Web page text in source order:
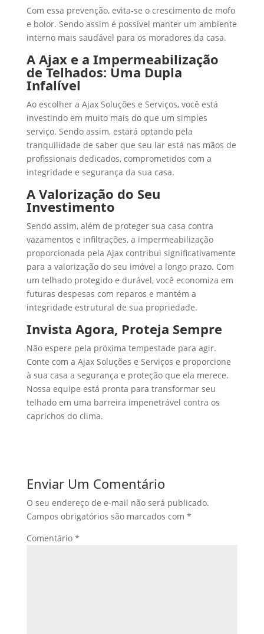
Com essa prevenção, evita-se o crescimento de mofo
e bolor. Sendo assim é possível manter um ambiente
interno mais saudável para os moradores da casa.
A Ajax e a Impermeabilização
de Telhados: Uma Dupla
Infalível
Ao escolher a Ajax Soluções e Serviços, você está
investindo em muito mais do que um simples
serviço. Sendo assim, estará optando pela
tranquilidade de saber que seu lar está nas mãos de
profissionais dedicados, comprometidos com a
integridade e segurança da sua casa.
A Valorização do Seu
Investimento
Sendo assim, além de proteger sua casa contra
vazamentos e infiltrações, a impermeabilização
proporcionada pela Ajax contribui significativamente
para a valorização do seu imóvel a longo prazo. Com
um telhado protegido e durável, você economiza em
futuras despesas com reparos e mantém a
integridade estrutural de sua propriedade.
Invista Agora, Proteja Sempre
Não espere pela próxima tempestade para agir.
Conte com a Ajax Soluções e Serviços e proporcione
à sua casa a segurança e proteção que ela merece.
Nossa equipe está pronta para transformar seu
telhado em uma barreira impenetrável contra os
caprichos do clima.
Enviar Um Comentário
O seu endereço de e-mail não será publicado.
Campos obrigatórios são marcados com *
Comentário *